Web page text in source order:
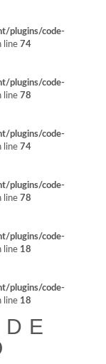
plugins/code-
line 74
plugins/code-
line 78
plugins/code-
line 74
plugins/code-
line 78
plugins/code-
line 18
plugins/code-
line 18